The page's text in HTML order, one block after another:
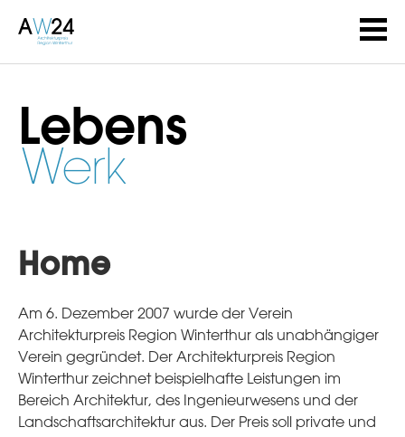
Lebens
Werk
Home
Am 6. Dezember 2007 wurde der Verein
Architekturpreis Region Winterthur als unabhängiger
Verein gegründet. Der Architekturpreis Region
Winterthur zeichnet beispielhafte Leistungen im
Bereich Architektur, des Ingenieurwesens und der
Landschaftsarchitektur aus. Der Preis soll private und